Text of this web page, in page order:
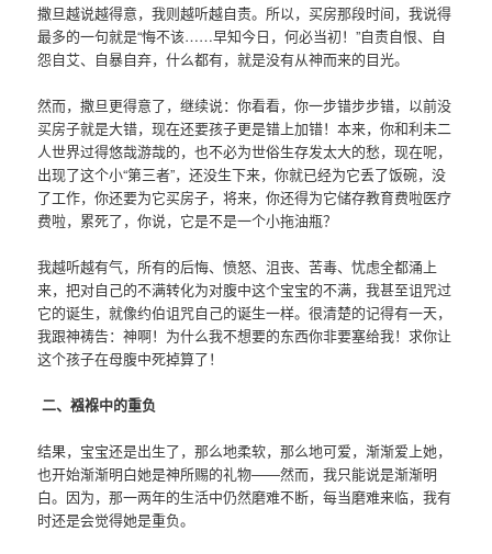
撒旦越说越得意，我则越听越自责。所以，买房那段时间，我说得
最多的一句就是“悔不该……早知今日，何必当初！”自责自恨、自
怨自艾、自暴自弃，什么都有，就是没有从神而来的目光。
然而，撒旦更得意了，继续说：你看看，你一步错步步错，以前没
买房子就是大错，现在还要孩子更是错上加错！本来，你和利未二
人世界过得悠哉游哉的，也不必为世俗生存发太大的愁，现在呢，
出现了这个小“第三者”，还没生下来，你就已经为它丢了饭碗，没
了工作，你还要为它买房子，将来，你还得为它储存教育费啦医疗
费啦，累死了，你说，它是不是一个小拖油瓶？
我越听越有气，所有的后悔、愤怒、沮丧、苦毒、忧虑全都涌上
来，把对自己的不满转化为对腹中这个宝宝的不满，我甚至诅咒过
它的诞生，就像约伯诅咒自己的诞生一样。很清楚的记得有一天，
我跟神祷告：神啊！为什么我不想要的东西你非要塞给我！求你让
这个孩子在母腹中死掉算了！
二、襁褓中的重负
结果，宝宝还是出生了，那么地柔软，那么地可爱，渐渐爱上她，
也开始渐渐明白她是神所赐的礼物——然而，我只能说是渐渐明
白。因为，那一两年的生活中仍然磨难不断，每当磨难来临，我有
时还是会觉得她是重负。